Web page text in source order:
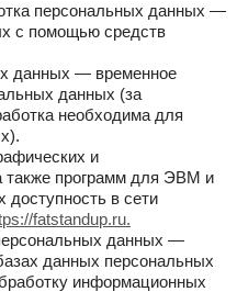
персональных данных —
с помощью средств
данных — временное
данных (за
необходима для
и
также программ для ЭВМ и
в сети
fatstandup.ru.
данных —
данных персональных
информационных